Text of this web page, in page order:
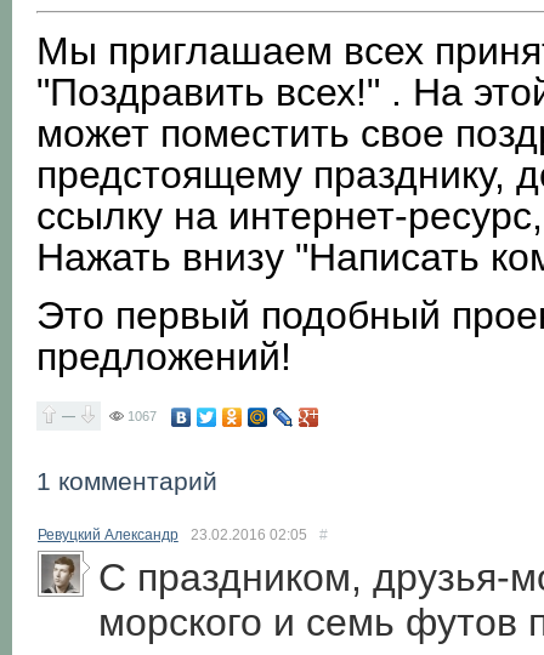
Мы приглашаем всех
"Поздравить всех!" . На
может поместить свое
предстоящему празднику,
ссылку на интернет-
Нажать внизу "Написать
Это первый подобный
предложений!
— 1067
1 комментарий
Ревуцкий Александр 23.02.2016 02:05 #
С праздником, друзья-
морского и семь футов